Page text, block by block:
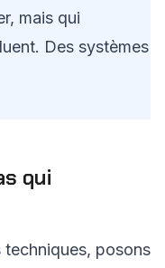
mais qui
Des systèmes
qui
posons